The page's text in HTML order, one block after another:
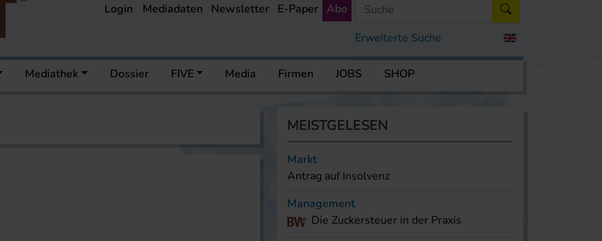
Erweiterte Suche
Login Mediadaten Newsletter E-Paper Abo
Mediathek Dossier FIVE Media Firmen JOBS SHOP
MEISTGELESEN
Markt
Antrag auf Insolvenz
Management
Die Zuckersteuer in der Praxis